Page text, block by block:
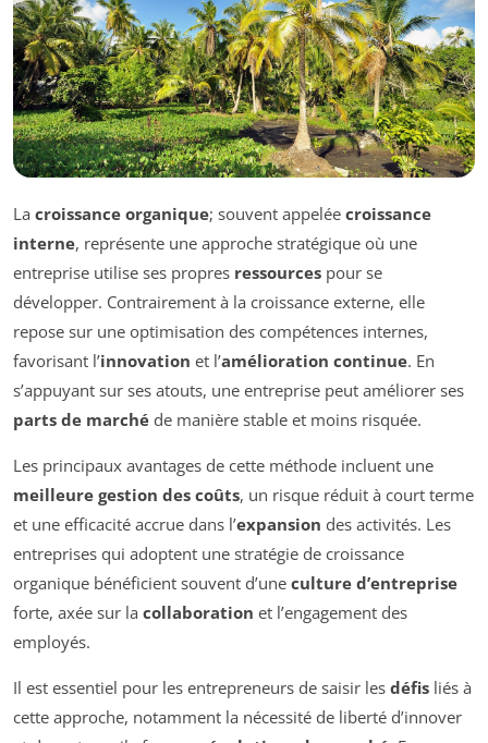
La croissance organique; souvent appelée croissance
interne, représente une approche stratégique où une
entreprise utilise ses propres ressources pour se
développer. Contrairement à la croissance externe, elle
repose sur une optimisation des compétences internes,
favorisant l’innovation et l’amélioration continue. En
s’appuyant sur ses atouts, une entreprise peut améliorer ses
parts de marché de manière stable et moins risquée.
Les principaux avantages de cette méthode incluent une
meilleure gestion des coûts, un risque réduit à court terme
et une efficacité accrue dans l’expansion des activités. Les
entreprises qui adoptent une stratégie de croissance
organique bénéficient souvent d’une culture d’entreprise
forte, axée sur la collaboration et l’engagement des
employés.
Il est essentiel pour les entrepreneurs de saisir les défis liés à
cette approche, notamment la nécessité de liberté d’innover